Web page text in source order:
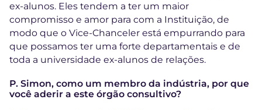
ex-alunos. Eles tendem a ter um maior
compromisso e amor para com a Instituição, de
modo que o Vice-Chanceler está empurrando para
que possamos ter uma forte departamentais e de
toda a universidade ex-alunos de relações.
P. Simon, como um membro da indústria, por que
você aderir a este órgão consultivo?